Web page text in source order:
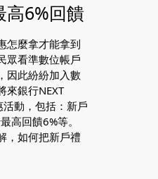
高6%回饋
怎麼拿才能拿到
眾看準數位帳戶
因此紛紛加入數
來銀行NEXT
動，包括：新戶
高回饋6%等。
，如何把新戶禮